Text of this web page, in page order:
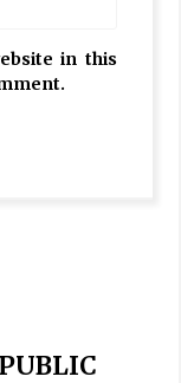
in this